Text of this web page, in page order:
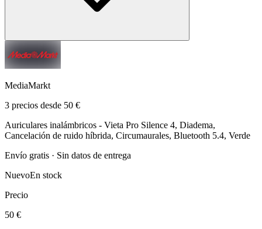
MediaMarkt
3 precios desde 50 €
Auriculares inalámbricos - Vieta Pro Silence 4, Diadema,
Cancelación de ruido híbrida, Circumaurales, Bluetooth 5.4, Verde
Envío gratis · Sin datos de entrega
NuevoEn stock
Precio
50 €